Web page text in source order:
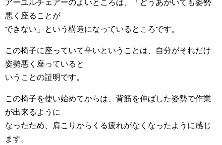
アーユルチェアーのよいところは、「どうあがいても姿勢
悪く座ることが
できない」という構造になっているところです。
この椅子に座っていて辛いということは、自分がそれだけ
姿勢悪く座っていると
いうことの証明です。
この椅子を使い始めてからは、背筋を伸ばした姿勢で作業
が出来るように
なったため、肩こりからくる疲れがなくなったように感じ
ます。